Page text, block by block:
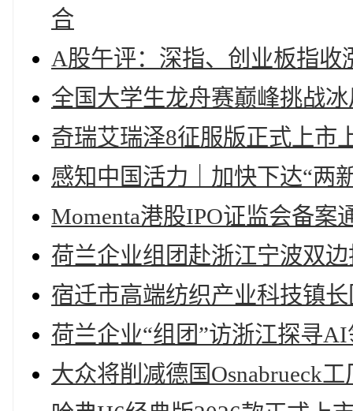
合
A股午评：深指、创业板指
全国大学生龙舟赛巅峰挑战
奇瑞艾瑞泽8征服版正式上市
感知中国活力｜加快下达“两
Momenta港股IPO证监会备
荷兰企业组团赴浙江宁波双
宿迁市高端纺织产业科技镇
荷兰企业“组团”访浙江探寻
大众将削减德国Osnabrueck